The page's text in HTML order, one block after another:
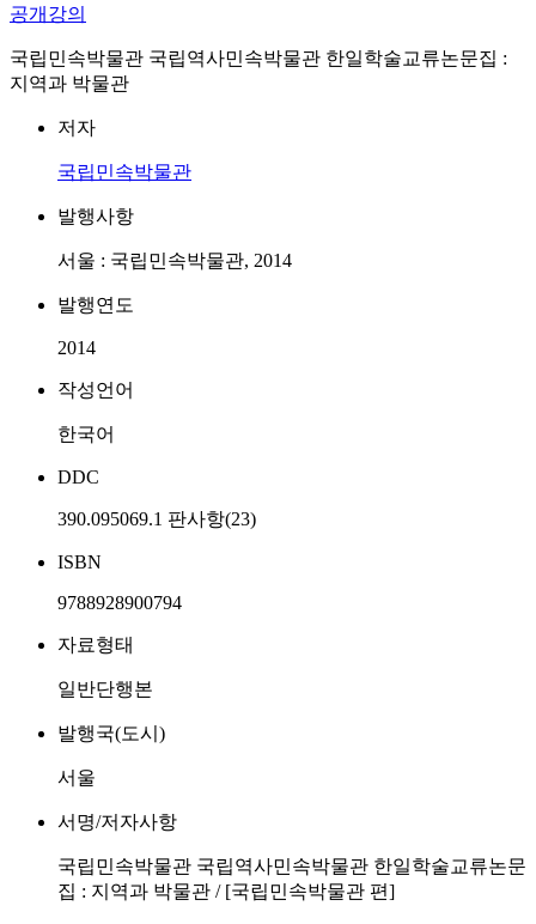
공개강의
국립민속박물관 국립역사민속박물관 한일학술교류논문집 :
지역과 박물관
저자
국립민속박물관
발행사항
서울 : 국립민속박물관, 2014
발행연도
2014
작성언어
한국어
DDC
390.095069.1 판사항(23)
ISBN
9788928900794
자료형태
일반단행본
발행국(도시)
서울
서명/저자사항
국립민속박물관 국립역사민속박물관 한일학술교류논문
집 : 지역과 박물관 / [국립민속박물관 편]